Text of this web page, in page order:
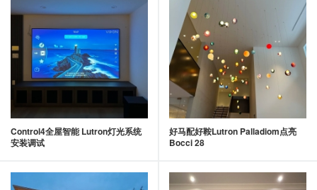
Control4全屋智能 Lutron灯光系统
安装调试
好马配好鞍Lutron Palladiom点亮
Bocci 28